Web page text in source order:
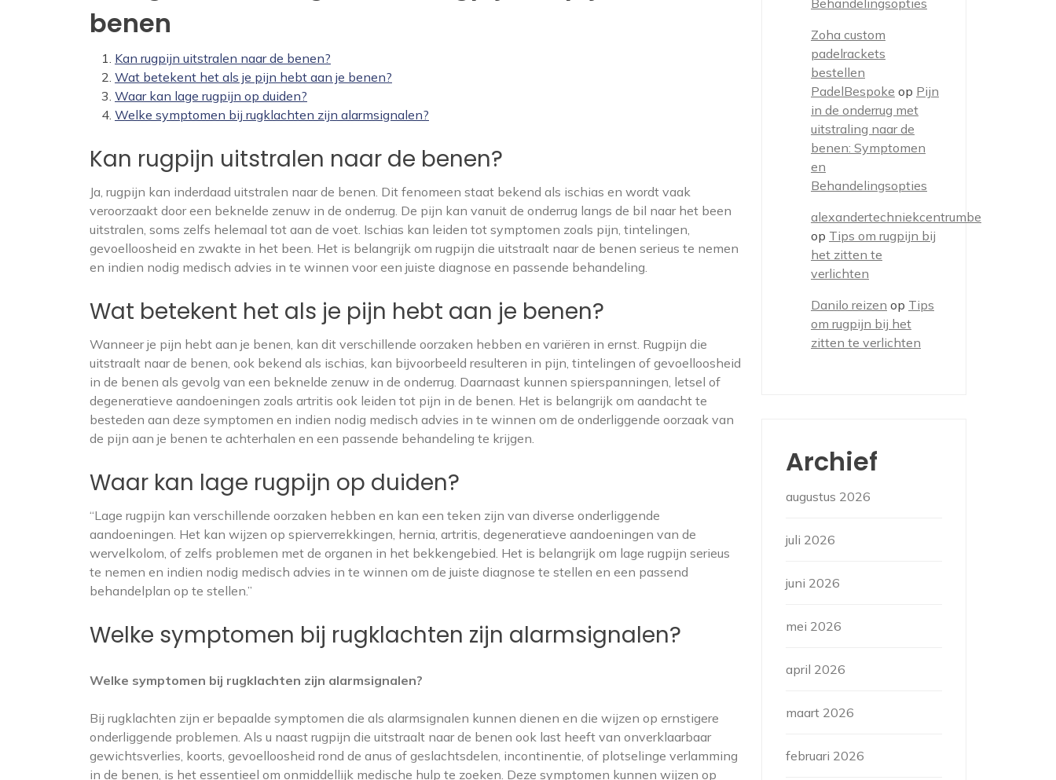
benen
Kan rugpijn uitstralen naar de benen?
Wat betekent het als je pijn hebt aan je benen?
Waar kan lage rugpijn op duiden?
Welke symptomen bij rugklachten zijn alarmsignalen?
Kan rugpijn uitstralen naar de benen?
Ja, rugpijn kan inderdaad uitstralen naar de benen. Dit fenomeen staat bekend als ischias en wordt vaak
veroorzaakt door een beknelde zenuw in de onderrug. De pijn kan vanuit de onderrug langs de bil naar het been
uitstralen, soms zelfs helemaal tot aan de voet. Ischias kan leiden tot symptomen zoals pijn, tintelingen,
gevoelloosheid en zwakte in het been. Het is belangrijk om rugpijn die uitstraalt naar de benen serieus te nemen
en indien nodig medisch advies in te winnen voor een juiste diagnose en passende behandeling.
Wat betekent het als je pijn hebt aan je benen?
Wanneer je pijn hebt aan je benen, kan dit verschillende oorzaken hebben en variëren in ernst. Rugpijn die
uitstraalt naar de benen, ook bekend als ischias, kan bijvoorbeeld resulteren in pijn, tintelingen of gevoelloosheid
in de benen als gevolg van een beknelde zenuw in de onderrug. Daarnaast kunnen spierspanningen, letsel of
degeneratieve aandoeningen zoals artritis ook leiden tot pijn in de benen. Het is belangrijk om aandacht te
besteden aan deze symptomen en indien nodig medisch advies in te winnen om de onderliggende oorzaak van
de pijn aan je benen te achterhalen en een passende behandeling te krijgen.
Waar kan lage rugpijn op duiden?
“Lage rugpijn kan verschillende oorzaken hebben en kan een teken zijn van diverse onderliggende
aandoeningen. Het kan wijzen op spierverrekkingen, hernia, artritis, degeneratieve aandoeningen van de
wervelkolom, of zelfs problemen met de organen in het bekkengebied. Het is belangrijk om lage rugpijn serieus
te nemen en indien nodig medisch advies in te winnen om de juiste diagnose te stellen en een passend
behandelplan op te stellen.”
Welke symptomen bij rugklachten zijn alarmsignalen?
Welke symptomen bij rugklachten zijn alarmsignalen?
Bij rugklachten zijn er bepaalde symptomen die als alarmsignalen kunnen dienen en die wijzen op ernstigere
onderliggende problemen. Als u naast rugpijn die uitstraalt naar de benen ook last heeft van onverklaarbaar
gewichtsverlies, koorts, gevoelloosheid rond de anus of geslachtsdelen, incontinentie, of plotselinge verlamming
in de benen, is het essentieel om onmiddellijk medische hulp te zoeken. Deze symptomen kunnen wijzen op
Behandelingsopties
Zoha custom
padelrackets
bestellen
PadelBespoke op Pijn
in de onderrug met
uitstraling naar de
benen: Symptomen
en
Behandelingsopties
alexandertechniekcentrumbe
op Tips om rugpijn bij
het zitten te
verlichten
Danilo reizen op Tips
om rugpijn bij het
zitten te verlichten
Archief
augustus 2026
juli 2026
juni 2026
mei 2026
april 2026
maart 2026
februari 2026